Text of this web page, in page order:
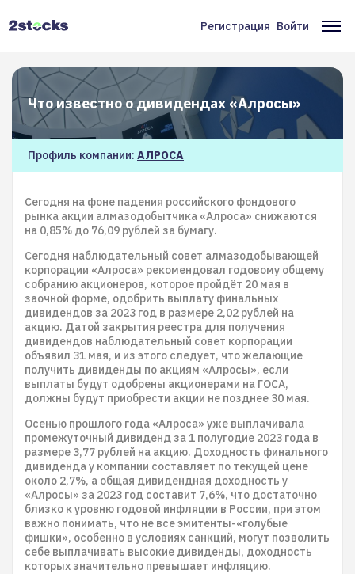
Меню
учётной
записи
пользователя
Регистрация Войти
Что известно о дивидендах «Алросы»
Профиль компании: АЛРОСА
Сегодня на фоне падения российского фондового
рынка акции алмазодобытчика «Алроса» снижаются
на 0,85% до 76,09 рублей за бумагу.
Сегодня наблюдательный совет алмазодобывающей
корпорации «Алроса» рекомендовал годовому общему
собранию акционеров, которое пройдёт 20 мая в
заочной форме, одобрить выплату финальных
дивидендов за 2023 год в размере 2,02 рублей на
акцию. Датой закрытия реестра для получения
дивидендов наблюдательный совет корпорации
объявил 31 мая, и из этого следует, что желающие
получить дивиденды по акциям «Алросы», если
выплаты будут одобрены акционерами на ГОСА,
должны будут приобрести акции не позднее 30 мая.
Осенью прошлого года «Алроса» уже выплачивала
промежуточный дивиденд за 1 полугодие 2023 года в
размере 3,77 рублей на акцию. Доходность финального
дивиденда у компании составляет по текущей цене
около 2,7%, а общая дивидендная доходность у
«Алросы» за 2023 год составит 7,6%, что достаточно
близко к уровню годовой инфляции в России, при этом
важно понимать, что не все эмитенты-«голубые
фишки», особенно в условиях санкций, могут позволить
себе выплачивать высокие дивиденды, доходность
которых значительно превышает инфляцию.